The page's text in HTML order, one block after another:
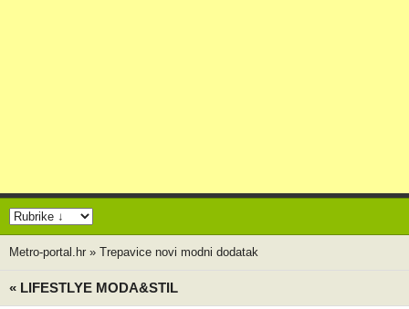
Metro-portal.hr » Trepavice novi modni dodatak
« LIFESTLYE MODA&STIL